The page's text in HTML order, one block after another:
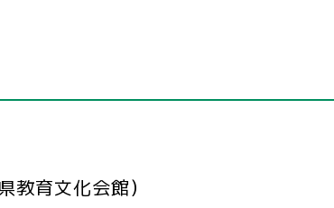
育文化会館）